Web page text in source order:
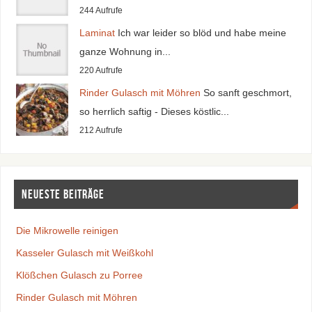
244 Aufrufe
Laminat Ich war leider so blöd und habe meine
ganze Wohnung in...
220 Aufrufe
Rinder Gulasch mit Möhren So sanft geschmort,
so herrlich saftig - Dieses köstlic...
212 Aufrufe
Neueste Beiträge
Die Mikrowelle reinigen
Kasseler Gulasch mit Weißkohl
Klößchen Gulasch zu Porree
Rinder Gulasch mit Möhren